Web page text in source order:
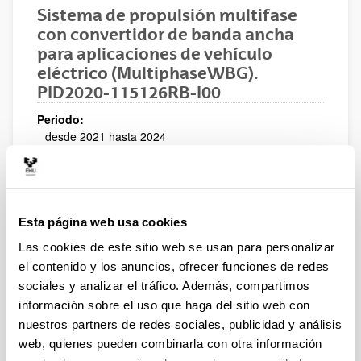
Esta página web usa cookies
Las cookies de este sitio web se usan para personalizar
el contenido y los anuncios, ofrecer funciones de redes
sociales y analizar el tráfico. Además, compartimos
información sobre el uso que haga del sitio web con
nuestros partners de redes sociales, publicidad y análisis
web, quienes pueden combinarla con otra información
Sistema de propulsión multifase
con convertidor de banda ancha
para aplicaciones de vehículo
eléctrico (MultiphaseWBG).
PID2020-115126RB-I00
Periodo:
desde 2021 hasta 2024
Entidad financiadora:
El presente proyecto investigará los elementos más
significativos de los convertidores de potencia de
automoción y su control, siendo el objetivo principal
del proyecto el desarrollo integral de la unidad de
control de potencia basada en semiconductores WBG
y tecnologías PMa- SynRM multifase libres de tierras
raras tolerantes a fallos para el sector de la
automoción, los cuales proveerán a los futuros
vehículos eléctricos e híbridos de una mayor densidad